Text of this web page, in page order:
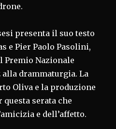
presenta il suo testo
e Pier Paolo Pasolini,
Premio Nazionale
alla drammaturgia. La
Oliva e la produzione
questa serata che
e dell’affetto.